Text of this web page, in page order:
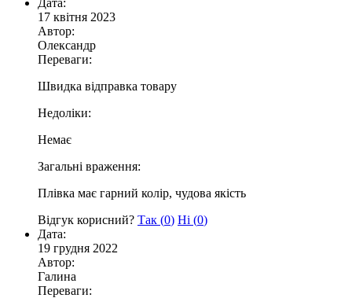
Дата:
17 квітня 2023
Автор:
Олександр
Переваги:
Швидка відправка товару
Недоліки:
Немає
Загальні враження:
Плівка має гарний колір, чудова якість
Відгук корисний? Так (0) Ні (0)
Дата:
19 грудня 2022
Автор:
Галина
Переваги: